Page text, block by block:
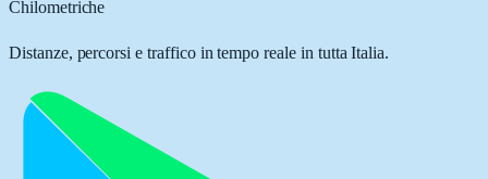
Chilometriche
Distanze, percorsi e traffico in tempo reale in tutta Italia.